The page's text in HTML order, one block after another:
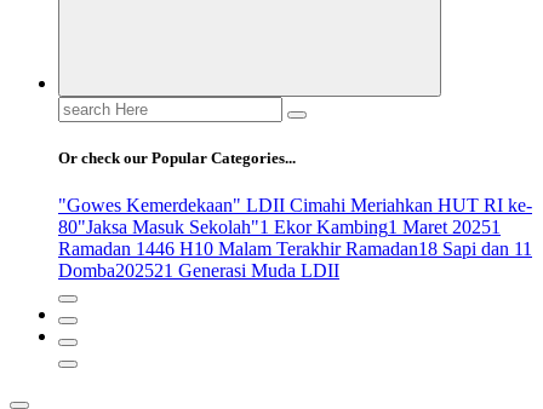
Search
for:
Or check our Popular Categories...
"Gowes Kemerdekaan" LDII Cimahi Meriahkan HUT RI ke-
80"Jaksa Masuk Sekolah"1 Ekor Kambing1 Maret 20251
Ramadan 1446 H10 Malam Terakhir Ramadan18 Sapi dan 11
Domba202521 Generasi Muda LDII